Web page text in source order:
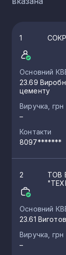
1
Основний
23.69
цементу
Виручка, грн
–
Контакти
8097*******
2
ТОВ
Основний
23.61
Виручка, грн
–